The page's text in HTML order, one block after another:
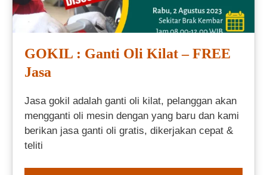
GOKIL : Ganti Oli Kilat – FREE
Jasa
Jasa gokil adalah ganti oli kilat, pelanggan akan
mengganti oli mesin dengan yang baru dan kami
berikan jasa ganti oli gratis, dikerjakan cepat &
teliti